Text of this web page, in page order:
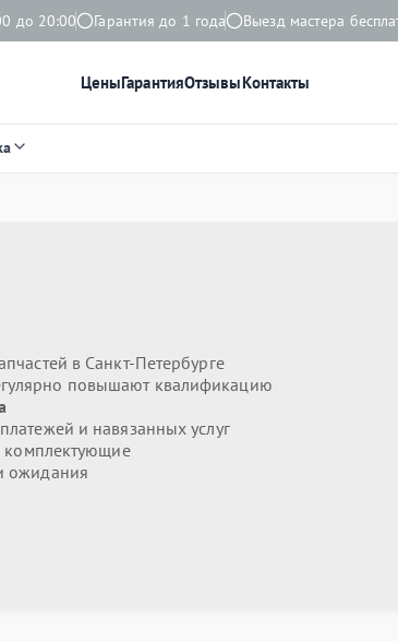
до 20:00 Гарантия до 1 года Выезд мастера
ЦеныГарантияОтзывыКонтакты
в Санкт-Петербурге
повышают квалификацию
и навязанных услуг
комплектующие
ожидания